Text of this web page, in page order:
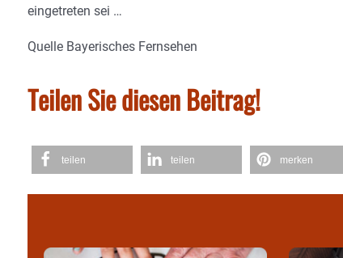
eingetreten sei …
Quelle Bayerisches Fernsehen
Teilen Sie diesen Beitrag!
teilen teilen merken